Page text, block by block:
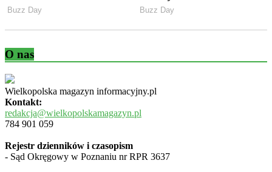
O nas
Wielkopolska magazyn informacyjny.pl
Kontakt:
redakcja@wielkopolskamagazyn.pl
784 901 059
Rejestr dzienników i czasopism
- Sąd Okręgowy w Poznaniu nr RPR 3637